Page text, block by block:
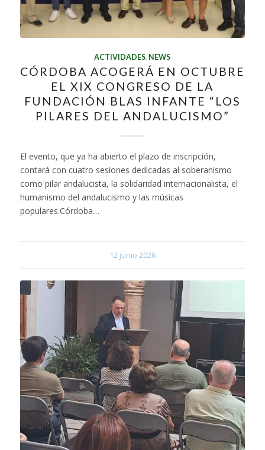
ACTIVIDADES, NEWS
CÓRDOBA ACOGERÁ EN OCTUBRE
EL XIX CONGRESO DE LA
FUNDACIÓN BLAS INFANTE “LOS
PILARES DEL ANDALUCISMO”
El evento, que ya ha abierto el plazo de inscripción,
contará con cuatro sesiones dedicadas al soberanismo
como pilar andalucista, la solidaridad internacionalista, el
humanismo del andalucismo y las músicas
populares.Córdoba…
12 junio 2026